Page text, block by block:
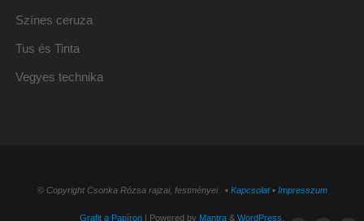
Színes ceruza
Tus és Tinta
Vegyes technika
© Copyright Csonka Rózsa rajzai, festményei ▪ Kapcsolat▪ Impresszum
Grafit a Papíron | Powered by Mantra & WordPress.